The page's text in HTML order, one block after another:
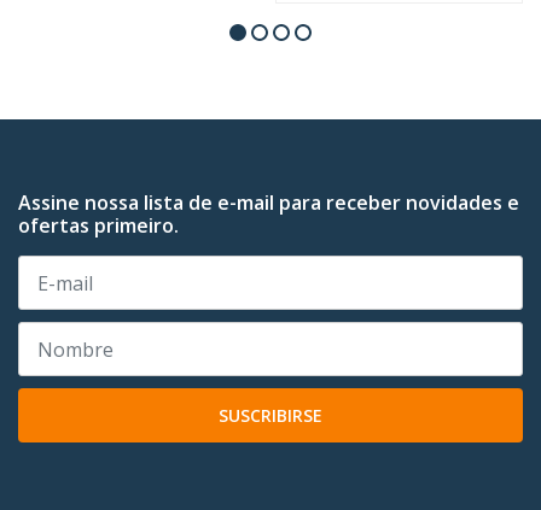
Assine nossa lista de e-mail para receber novidades e
ofertas primeiro.
SUSCRIBIRSE